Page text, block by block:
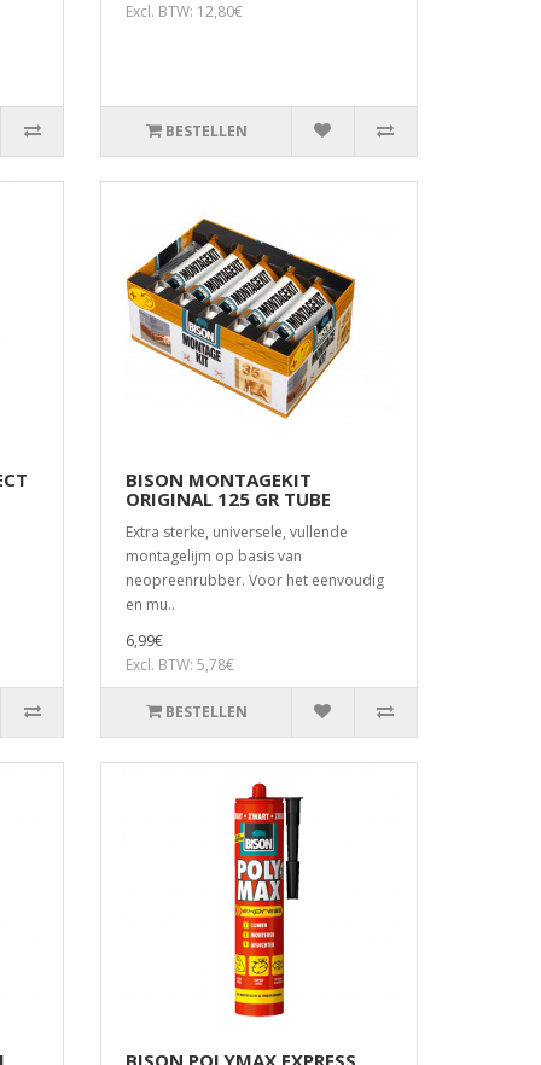
Excl. BTW: 12,80€
BESTELLEN
BISON MONTAGEKIT
ORIGINAL 125 GR TUBE
Extra sterke, universele, vullende
montagelijm op basis van
neopreenrubber. Voor het eenvoudig
en mu..
6,99€
Excl. BTW: 5,78€
BESTELLEN